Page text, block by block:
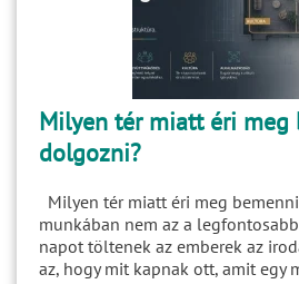
Milyen tér miatt éri meg
dolgozni?
Milyen tér miatt éri meg
munkában nem az a
napot töltenek az emberek az
az, hogy mit kapnak ott, amit egy